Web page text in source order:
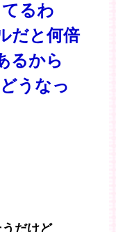
るわ
だと何倍
るから
うなっ
だけど